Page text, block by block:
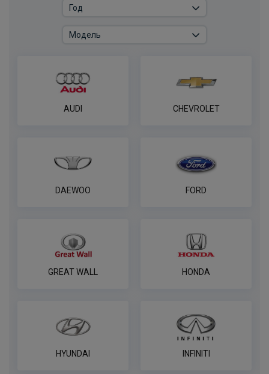
AUDI CHEVROLET
DAEWOO FORD
GREAT WALL HONDA
HYUNDAI INFINITI